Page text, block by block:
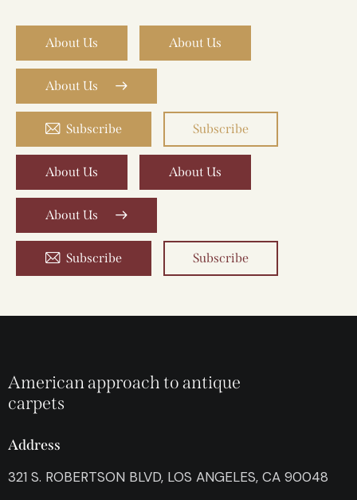
About Us About Us
About Us
Subscribe Subscribe
About Us About Us
About Us
Subscribe Subscribe
American approach to antique
carpets
Address
321 S. ROBERTSON BLVD, LOS ANGELES, CA 90048